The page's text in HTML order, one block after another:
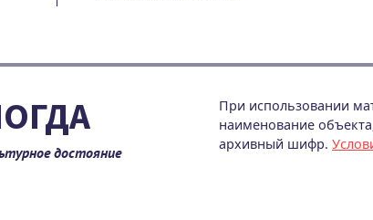
достояние
При использовании
наименование
архивный шифр.